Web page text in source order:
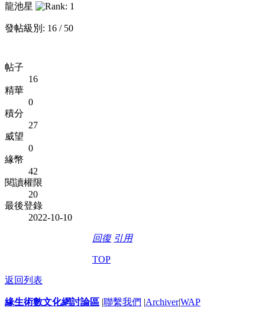
龍池星
發帖級別: 16 / 50
帖子
16
精華
0
積分
27
威望
0
緣幣
42
閱讀權限
20
最後登錄
2022-10-10
回復 引用
TOP
返回列表
緣生術數文化網討論區 |聯繫我們 |Archiver|WAP